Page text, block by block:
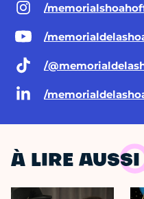
/
/
/
/
À LIRE AUSSI